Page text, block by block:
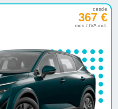
desde
367 €
mes / IVA incl.